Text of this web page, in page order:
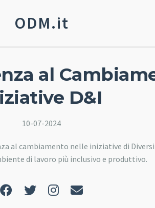
ODM.it
al
D&I
10-07-2024
al cambiamento nelle iniziative di
di lavoro più inclusivo e produttivo.